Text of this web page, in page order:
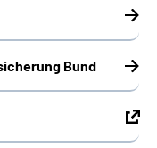
Bund